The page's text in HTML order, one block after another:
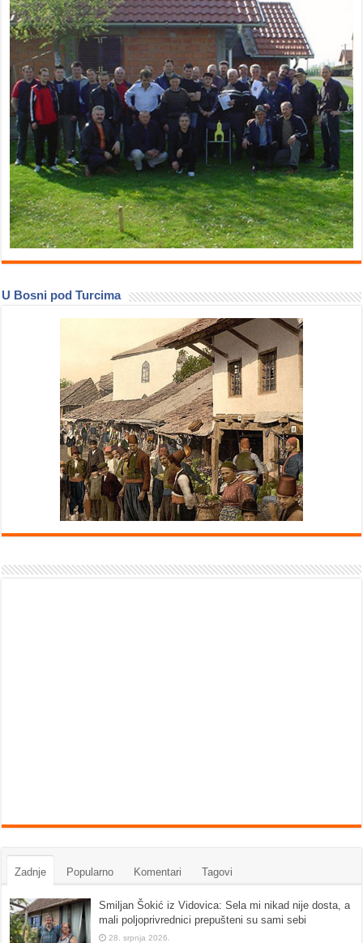
U Bosni pod Turcima
Zadnje Popularno Komentari Tagovi
Smiljan Šokić iz Vidovica: Sela mi nikad nije dosta, a
mali poljoprivrednici prepušteni su sami sebi
28. srpnja 2026.